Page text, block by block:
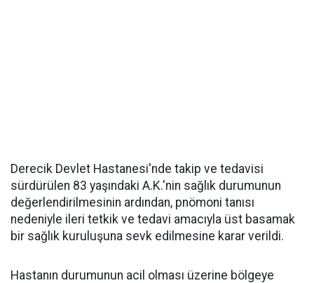
Derecik Devlet Hastanesi'nde takip ve tedavisi
sürdürülen 83 yaşındaki A.K.'nin sağlık durumunun
değerlendirilmesinin ardından, pnömoni tanısı
nedeniyle ileri tetkik ve tedavi amacıyla üst basamak
bir sağlık kuruluşuna sevk edilmesine karar verildi.
Hastanın durumunun acil olması üzerine bölgeye